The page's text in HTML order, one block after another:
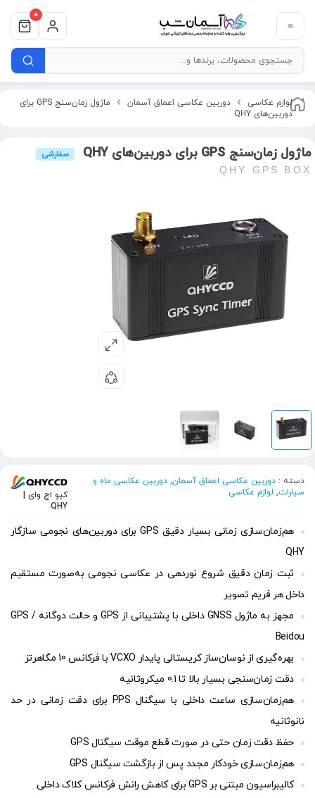
0
لوازم عکاسی دوربین عکاسی اعماق آسمان
ماژول زمان‌سنج GPS برای
دوربین‌های QHY
ماژول زمان‌سنج GPS برای دوربین‌های QHY
سفارشی
QHY GPS BOX
دسته : دوربین عکاسی اعماق آسمان, دوربین عکاسی ماه و
سیارات, لوازم عکاسی
کیو اچ وای |
QHY
هم‌زمان‌سازی زمانی بسیار دقیق GPS برای دوربین‌های نجومی سازگار
QHY
ثبت زمان دقیق شروع نوردهی در عکاسی نجومی به‌صورت مستقیم
داخل هر فریم تصویر
مجهز به ماژول GNSS داخلی با پشتیبانی از GPS و حالت دوگانه GPS /
Beidou
بهره‌گیری از نوسان‌ساز کریستالی پایدار VCXO با فرکانس 10 مگاهرتز
دقت زمان‌سنجی بسیار بالا تا 0.1 میکروثانیه
هم‌زمان‌سازی ساعت داخلی با سیگنال PPS برای دقت زمانی در حد
نانوثانیه
حفظ دقت زمان حتی در صورت قطع موقت سیگنال GPS
هم‌زمان‌سازی خودکار مجدد پس از بازگشت سیگنال GPS
کالیبراسیون مبتنی بر GPS برای کاهش رانش فرکانس کلاک داخلی